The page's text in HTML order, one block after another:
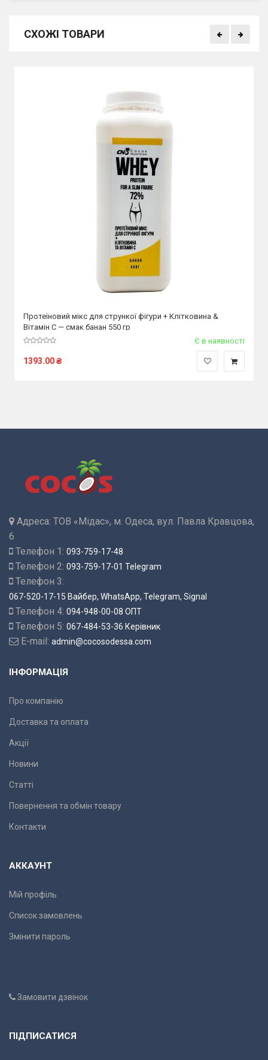
СХОЖІ ТОВАРИ
Протеїновий мікс для стрункої фігури + Клітковина &
Вітамін С — смак банан 550 гр
Є в наявності
1393.00₴
Адреса: ТОВ «Мідас», м. Одеса, вул. Павла Кравцова,
6
Телефон 1: 093-759-17-48
Телефон 2: 093-759-17-01 Telegram
Телефон 3:
067-520-17-15 Вайбер, WhatsApp, Telegram, Signal
Телефон 4: 094-948-00-08 ОПТ
Телефон 5: 067-484-53-36 Керівник
E-mail: admin@cocosodessa.com
ІНФОРМАЦІЯ
Про компанію
Доставка та оплата
Акції
Новини
Статті
Повернення та обмін товару
Контакти
АККАУНТ
Мій профіль
Список замовлень
Змінити пароль
Замовити дзвінок
ПІДПИСАТИСЯ